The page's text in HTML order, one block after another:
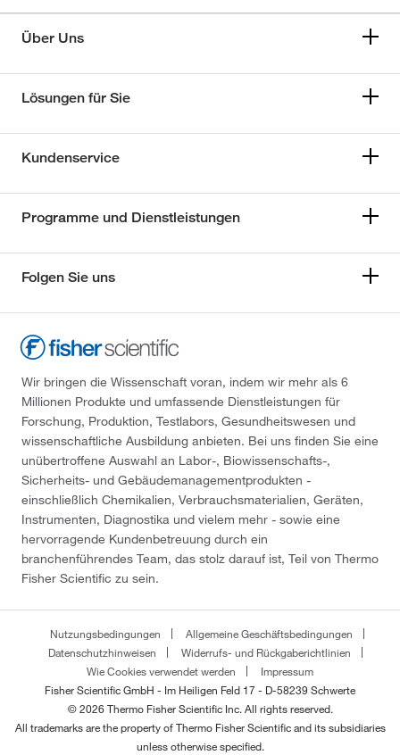
Über Uns
Lösungen für Sie
Kundenservice
Programme und Dienstleistungen
Folgen Sie uns
Wir bringen die Wissenschaft voran, indem wir mehr als 6
Millionen Produkte und umfassende Dienstleistungen für
Forschung, Produktion, Testlabors, Gesundheitswesen und
wissenschaftliche Ausbildung anbieten. Bei uns finden Sie eine
unübertroffene Auswahl an Labor-, Biowissenschafts-,
Sicherheits- und Gebäudemanagementprodukten -
einschließlich Chemikalien, Verbrauchsmaterialien, Geräten,
Instrumenten, Diagnostika und vielem mehr - sowie eine
hervorragende Kundenbetreuung durch ein
branchenführendes Team, das stolz darauf ist, Teil von Thermo
Fisher Scientific zu sein.
Nutzungsbedingungen
Allgemeine Geschäftsbedingungen
Datenschutzhinweisen
Widerrufs- und Rückgaberichtlinien
Wie Cookies verwendet werden
Impressum
Fisher Scientific GmbH - Im Heiligen Feld 17 - D-58239 Schwerte
© 2026 Thermo Fisher Scientific Inc. All rights reserved.
All trademarks are the property of Thermo Fisher Scientific and its subsidiaries
unless otherwise specified.